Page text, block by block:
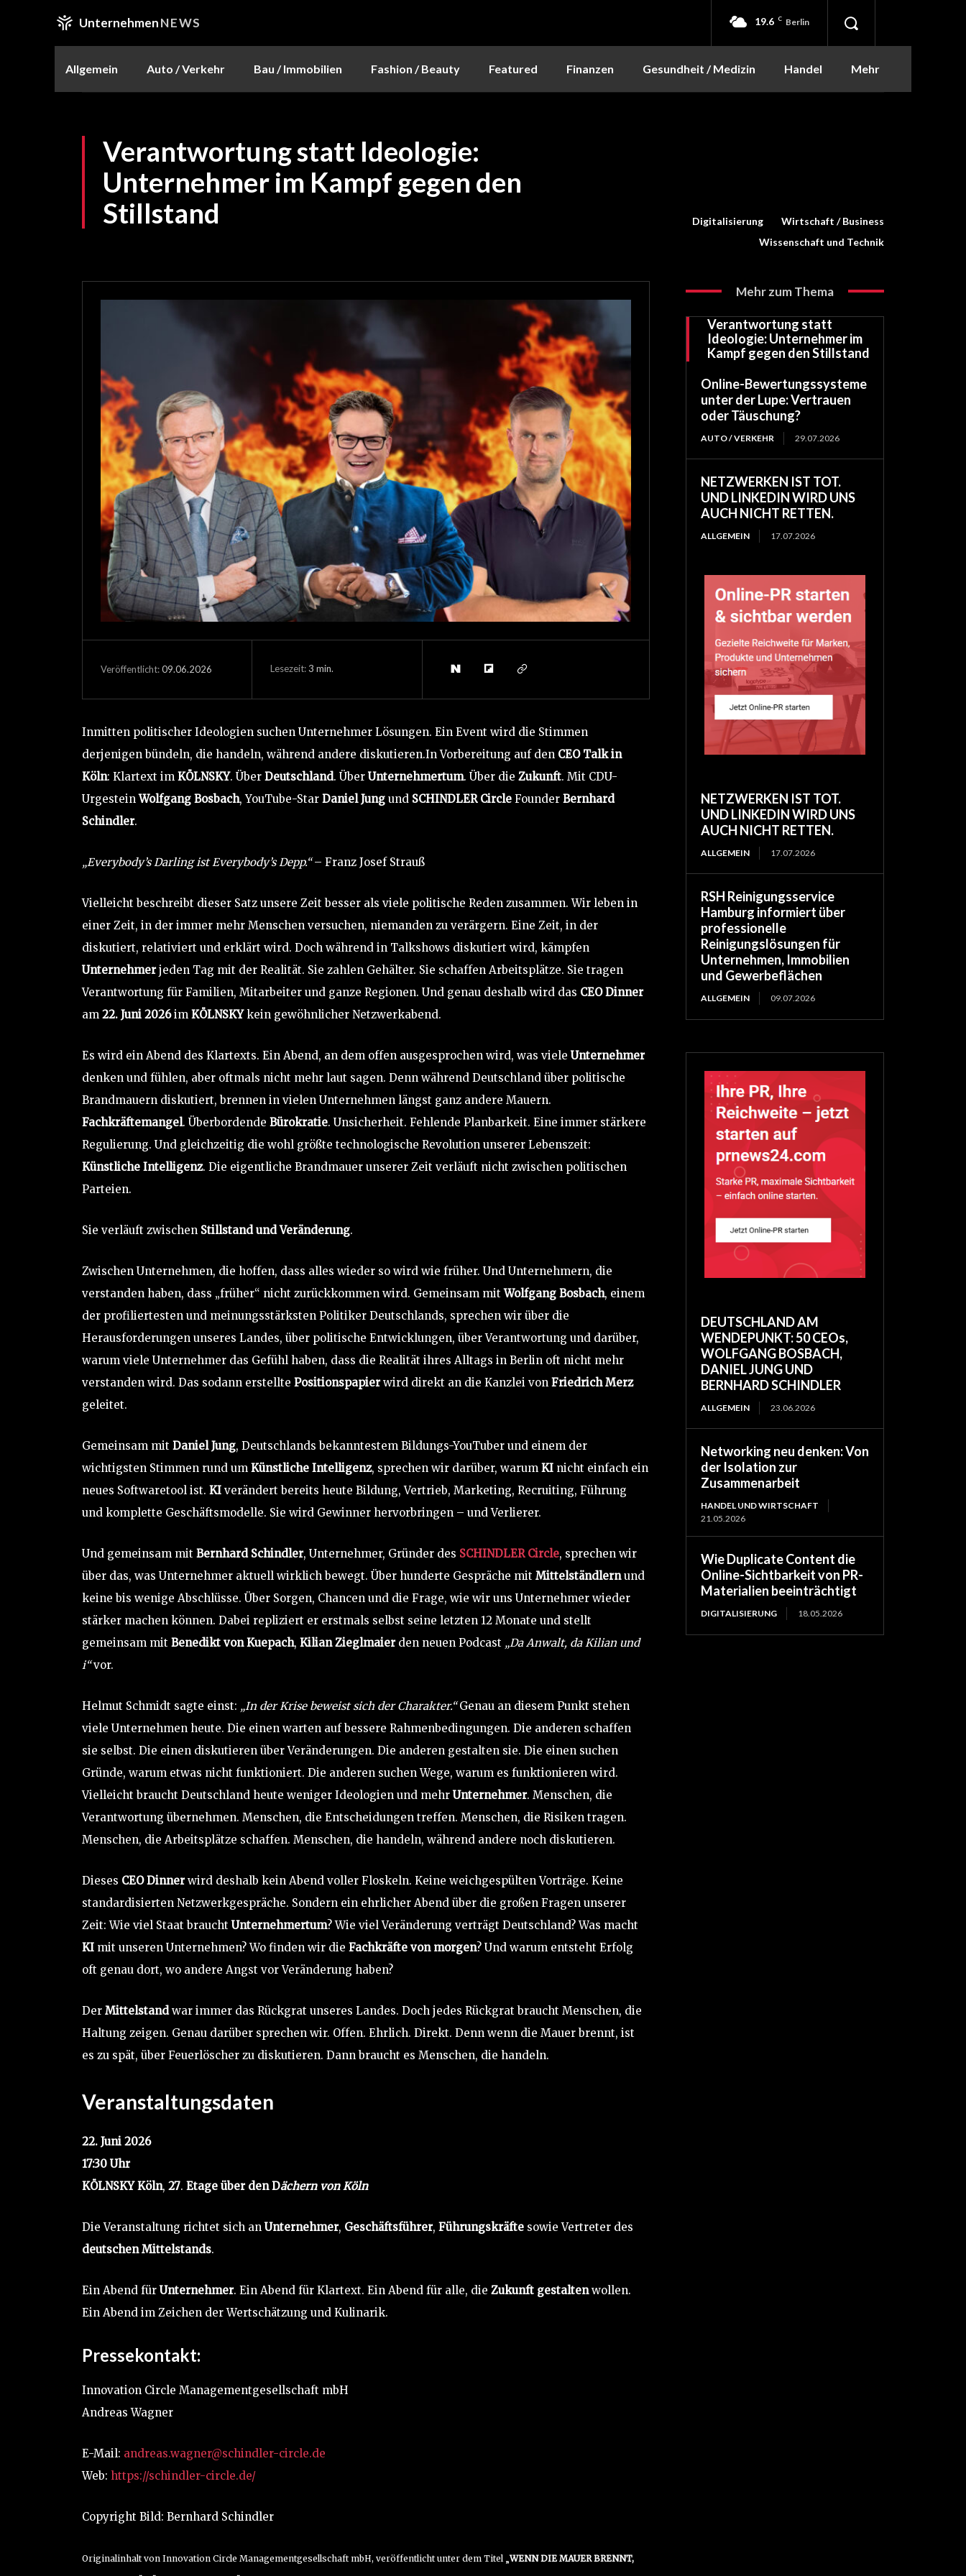
UnternehmenNEWS 19.6 C Berlin
Allgemein Auto / Verkehr Bau / Immobilien Fashion / Beauty Featured Finanzen Gesundheit / Medizin Handel Mehr
Verantwortung statt Ideologie:
Unternehmer im Kampf gegen den
Stillstand
Digitalisierung
Wirtschaft / Business
Wissenschaft und Technik
Veröffentlicht:09.06.2026 Lesezeit:3 min.
Inmitten politischer Ideologien suchen Unternehmer Lösungen. Ein Event wird die Stimmen
derjenigen bündeln, die handeln, während andere diskutieren.In Vorbereitung auf den CEO Talk in
Köln: Klartext im KÖLNSKY. Über Deutschland. Über Unternehmertum. Über die Zukunft. Mit CDU-
UrgesteinWolfgang Bosbach, YouTube-Star Daniel Jung und SCHINDLER Circle Founder Bernhard
Schindler.
„Everybody’s Darling ist Everybody’s Depp.“– Franz Josef Strauß
Vielleicht beschreibt dieser Satz unsere Zeit besser als viele politische Reden zusammen. Wir leben in
einer Zeit, in der immer mehr Menschen versuchen, niemanden zu verärgern. Eine Zeit, in der
diskutiert, relativiert und erklärt wird. Doch während in Talkshows diskutiert wird, kämpfen
Unternehmerjeden Tag mit der Realität. Sie zahlen Gehälter. Sie schaffen Arbeitsplätze. Sie tragen
Verantwortung für Familien, Mitarbeiter und ganze Regionen. Und genau deshalb wird das CEO Dinner
am 22. Juni 2026im KÖLNSKYkein gewöhnlicher Netzwerkabend.
Es wird ein Abend des Klartexts. Ein Abend, an dem offen ausgesprochen wird, was viele Unternehmer
denken und fühlen, aber oftmals nicht mehr laut sagen. Denn während Deutschland über politische
Brandmauern diskutiert, brennen in vielen Unternehmen längst ganz andere Mauern.
Fachkräftemangel. Überbordende Bürokratie. Unsicherheit. Fehlende Planbarkeit. Eine immer stärkere
Regulierung. Und gleichzeitig die wohl größte technologische Revolution unserer Lebenszeit:
Künstliche Intelligenz. Die eigentliche Brandmauer unserer Zeit verläuft nicht zwischen politischen
Parteien.
Sie verläuft zwischen Stillstand und Veränderung.
Zwischen Unternehmen, die hoffen, dass alles wieder so wird wie früher. Und Unternehmern, die
verstanden haben, dass „früher“ nicht zurückkommen wird. Gemeinsam mitWolfgang Bosbach, einem
der profiliertesten und meinungsstärksten Politiker Deutschlands, sprechen wir über die
Herausforderungen unseres Landes, über politische Entwicklungen, über Verantwortung und darüber,
warum viele Unternehmer das Gefühl haben, dass die Realität ihres Alltags in Berlin oft nicht mehr
verstanden wird. Das sodann erstellte Positionspapierwird direkt an die Kanzlei von Friedrich Merz
geleitet.
Gemeinsam mit Daniel Jung, Deutschlands bekanntestem Bildungs-YouTuber und einem der
wichtigsten Stimmen rund um Künstliche Intelligenz, sprechen wir darüber, warum KI nicht einfach ein
neues Softwaretool ist. KI verändert bereits heute Bildung, Vertrieb, Marketing, Recruiting, Führung
und komplette Geschäftsmodelle. Sie wird Gewinner hervorbringen – und Verlierer.
Und gemeinsam mit Bernhard Schindler, Unternehmer, Gründer des SCHINDLER Circle, sprechen wir
über das, was Unternehmer aktuell wirklich bewegt. Über hunderte Gespräche mit Mittelständlernund
keine bis wenige Abschlüsse. Über Sorgen, Chancen und die Frage, wie wir uns Unternehmer wieder
stärker machen können. Dabei repliziert er erstmals selbst seine letzten 12 Monate und stellt
gemeinsam mit Benedikt von Kuepach, Kilian Zieglmaierden neuen Podcast „Da Anwalt, da Kilian und
i“vor.
Helmut Schmidt sagte einst: „In der Krise beweist sich der Charakter.“Genau an diesem Punkt stehen
viele Unternehmen heute. Die einen warten auf bessere Rahmenbedingungen. Die anderen schaffen
sie selbst. Die einen diskutieren über Veränderungen. Die anderen gestalten sie. Die einen suchen
Gründe, warum etwas nicht funktioniert. Die anderen suchen Wege, warum es funktionieren wird.
Vielleicht braucht Deutschland heute weniger Ideologien und mehr Unternehmer. Menschen, die
Verantwortung übernehmen. Menschen, die Entscheidungen treffen. Menschen, die Risiken tragen.
Menschen, die Arbeitsplätze schaffen. Menschen, die handeln, während andere noch diskutieren.
Dieses CEO Dinnerwird deshalb kein Abend voller Floskeln. Keine weichgespülten Vorträge. Keine
standardisierten Netzwerkgespräche. Sondern ein ehrlicher Abend über die großen Fragen unserer
Zeit: Wie viel Staat braucht Unternehmertum? Wie viel Veränderung verträgt Deutschland? Was macht
KI mit unseren Unternehmen? Wo finden wir die Fachkräfte von morgen? Und warum entsteht Erfolg
oft genau dort, wo andere Angst vor Veränderung haben?
Der Mittelstandwar immer das Rückgrat unseres Landes. Doch jedes Rückgrat braucht Menschen, die
Haltung zeigen. Genau darüber sprechen wir. Offen. Ehrlich. Direkt. Denn wenn die Mauer brennt, ist
es zu spät, über Feuerlöscher zu diskutieren. Dann braucht es Menschen, die handeln.
Veranstaltungsdaten
22. Juni 2026
17:30 Uhr
KÖLNSKY Köln, 27. Etage über den Dächern von Köln
Die Veranstaltung richtet sich an Unternehmer, Geschäftsführer, Führungskräfte sowie Vertreter des
deutschen Mittelstands.
Ein Abend für Unternehmer. Ein Abend für Klartext. Ein Abend für alle, die Zukunft gestaltenwollen.
Ein Abend im Zeichen der Wertschätzung und Kulinarik.
Pressekontakt:
Innovation Circle Managementgesellschaft mbH
Andreas Wagner
E-Mail: andreas.wagner@schindler-circle.de
Web: https://schindler-circle.de/
Copyright Bild: Bernhard Schindler
Originalinhalt von Innovation Circle Managementgesellschaft mbH, veröffentlicht unter dem Titel „WENN DIE MAUER BRENNT,
Mehr zum Thema
Verantwortung statt
Ideologie: Unternehmer im
Kampf gegen den Stillstand
Online-Bewertungssysteme
unter der Lupe: Vertrauen
oder Täuschung?
AUTO / VERKEHR 29.07.2026
NETZWERKEN IST TOT.
UND LINKEDIN WIRD UNS
AUCH NICHT RETTEN.
ALLGEMEIN 17.07.2026
NETZWERKEN IST TOT.
UND LINKEDIN WIRD UNS
AUCH NICHT RETTEN.
ALLGEMEIN 17.07.2026
RSH Reinigungsservice
Hamburg informiert über
professionelle
Reinigungslösungen für
Unternehmen, Immobilien
und Gewerbeflächen
ALLGEMEIN 09.07.2026
DEUTSCHLAND AM
WENDEPUNKT: 50 CEOs,
WOLFGANG BOSBACH,
DANIEL JUNG UND
BERNHARD SCHINDLER
ALLGEMEIN 23.06.2026
Networking neu denken: Von
der Isolation zur
Zusammenarbeit
HANDEL UND WIRTSCHAFT
21.05.2026
Wie Duplicate Content die
Online-Sichtbarkeit von PR-
Materialien beeinträchtigt
DIGITALISIERUNG 18.05.2026